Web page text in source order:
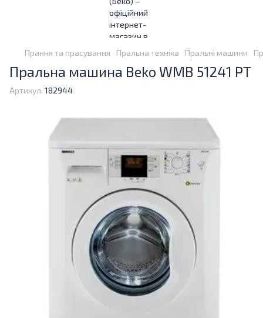
Прання та прасування Пральна техніка Пральні машини
Пральна машина Beko WMB 51241 PT
Артикул: 182944